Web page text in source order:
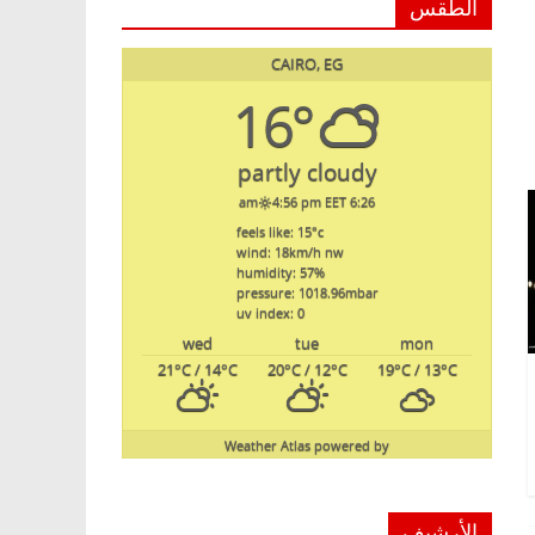
الطقس
CAIRO, EG
16°
partly cloudy
6:26 am
4:56 pm EET
feels like: 15°c
wind: 18km/h nw
humidity: 57%
pressure: 1018.96mbar
uv index: 0
mon
tue
wed
19°C/ 13°C
20°C/ 12°C
21°C/ 14°C
powered by
Weather Atlas